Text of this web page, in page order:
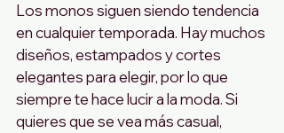
Los monos siguen siendo tendencia
en cualquier temporada. Hay muchos
diseños, estampados y cortes
elegantes para elegir, por lo que
siempre te hace lucir a la moda. Si
quieres que se vea más casual,